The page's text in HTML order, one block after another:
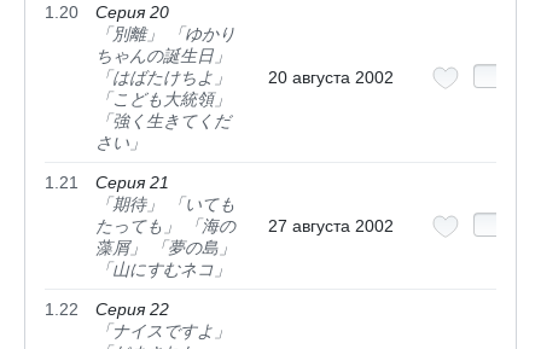
1.20
Серия 20
「別離」 「ゆかり
ちゃんの誕生日」
「はばたけちよ」
「こども大統領」
「強く生きてくだ
さい」
20 августа 2002
1.21
Серия 21
「期待」 「いても
たっても」 「海の
藻屑」 「夢の島」
「山にすむネコ」
27 августа 2002
1.22
Серия 22
「ナイスですよ」